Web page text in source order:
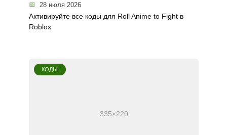
28 июля 2026
Активируйте все коды для Roll Anime to Fight в
Roblox
КОДЫ